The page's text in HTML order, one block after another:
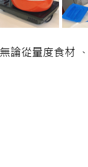
論從量度食材